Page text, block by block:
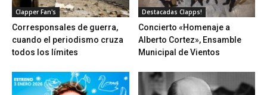
Clapper Fan's
Corresponsales de guerra,
cuando el periodismo cruza
todos los límites
Destacadas Clapps!
Concierto «Homenaje a
Alberto Cortez», Ensamble
Municipal de Vientos